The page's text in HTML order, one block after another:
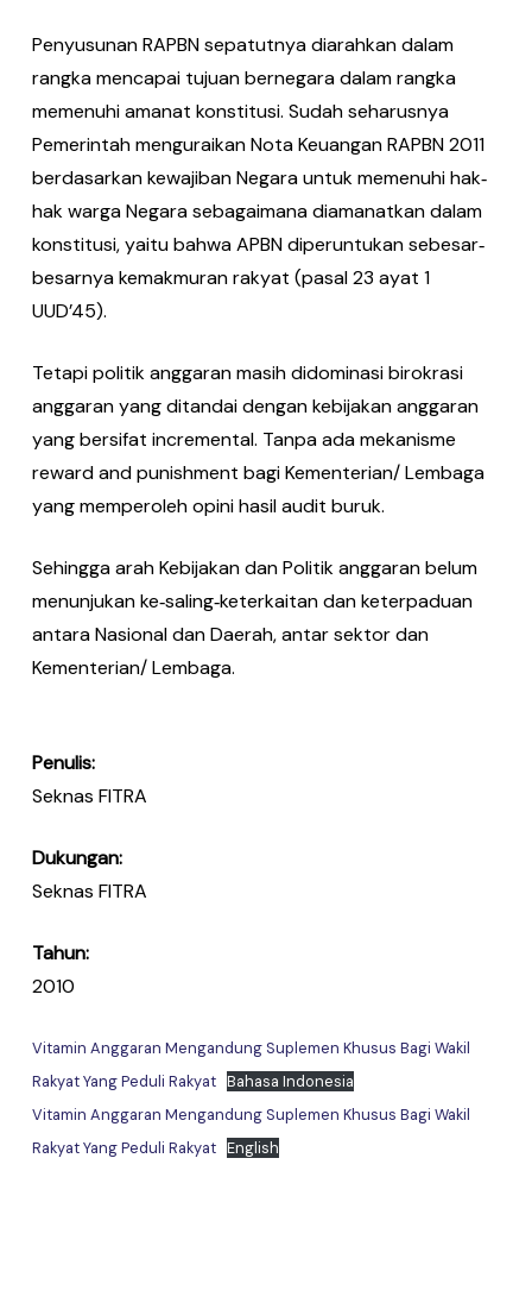
Penyusunan RAPBN sepatutnya diarahkan dalam
rangka mencapai tujuan bernegara dalam rangka
memenuhi amanat konstitusi. Sudah seharusnya
Pemerintah menguraikan Nota Keuangan RAPBN 2011
berdasarkan kewajiban Negara untuk memenuhi hak‐
hak warga Negara sebagaimana diamanatkan dalam
konstitusi, yaitu bahwa APBN diperuntukan sebesar‐
besarnya kemakmuran rakyat (pasal 23 ayat 1
UUD’45).
Tetapi politik anggaran masih didominasi birokrasi
anggaran yang ditandai dengan kebijakan anggaran
yang bersifat incremental. Tanpa ada mekanisme
reward and punishment bagi Kementerian/ Lembaga
yang memperoleh opini hasil audit buruk.
Sehingga arah Kebijakan dan Politik anggaran belum
menunjukan ke‐saling‐keterkaitan dan keterpaduan
antara Nasional dan Daerah, antar sektor dan
Kementerian/ Lembaga.
Penulis:
Seknas FITRA
Dukungan:
Seknas FITRA
Tahun:
2010
Vitamin Anggaran Mengandung Suplemen Khusus Bagi Wakil
Rakyat Yang Peduli Rakyat Bahasa Indonesia
Vitamin Anggaran Mengandung Suplemen Khusus Bagi Wakil
Rakyat Yang Peduli Rakyat English